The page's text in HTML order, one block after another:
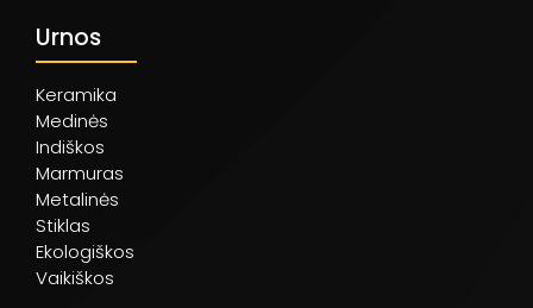
Urnos
Keramika
Medinės
Indiškos
Marmuras
Metalinės
Stiklas
Ekologiškos
Vaikiškos